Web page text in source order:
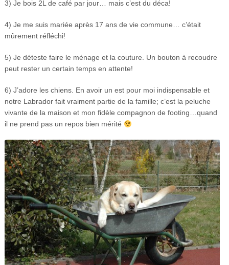
3) Je bois 2L de café par jour… mais c’est du déca!
4) Je me suis mariée après 17 ans de vie commune… c’était
mûrement réfléchi!
5) Je déteste faire le ménage et la couture. Un bouton à recoudre
peut rester un certain temps en attente!
6) J’adore les chiens. En avoir un est pour moi indispensable et
notre Labrador fait vraiment partie de la famille; c’est la peluche
vivante de la maison et mon fidèle compagnon de footing…quand
il ne prend pas un repos bien mérité